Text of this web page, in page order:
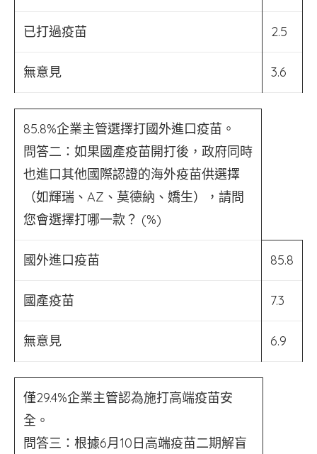
已打過疫苗 2.5
無意見 3.6
85.8%企業主管選擇打國外進口疫苗。
問答二：如果國產疫苗開打後，政府同時
也進口其他國際認證的海外疫苗供選擇
（如輝瑞、AZ、莫德納、嬌生），請問
您會選擇打哪一款？ (%)
國外進口疫苗 85.8
國產疫苗 7.3
無意見 6.9
僅29.4%企業主管認為施打高端疫苗安
全。
問答三：根據6月10日高端疫苗二期解盲